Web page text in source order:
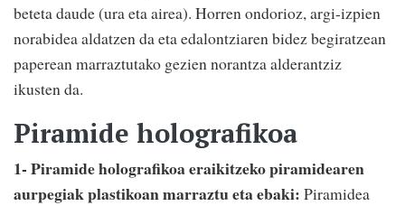
beteta daude (ura eta airea). Horren ondorioz, argi-izpien
norabidea aldatzen da eta edalontziaren bidez begiratzean
paperean marraztutako gezien norantza alderantziz
ikusten da.
Piramide holografikoa
1- Piramide holografikoa eraikitzeko piramidearen
aurpegiak plastikoan marraztu eta ebaki: Piramidea